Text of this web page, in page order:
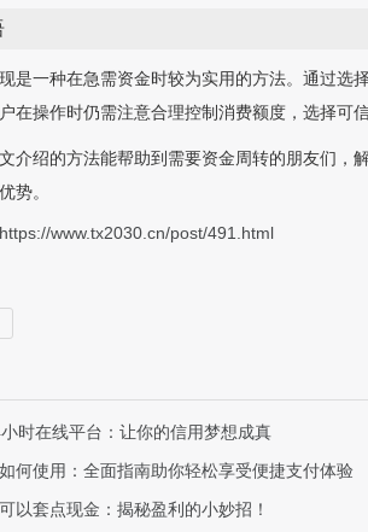
是一种在急需资金时较为实用的方法。通过选
在操作时仍需注意合理控制消费额度，选择可
介绍的方法能帮助到需要资金周转的朋友们，
势。
https://www.tx2030.cn/post/491.html
时在线平台：让你的信用梦想成真
何使用：全面指南助你轻松享受便捷支付体验
以套点现金：揭秘盈利的小妙招！